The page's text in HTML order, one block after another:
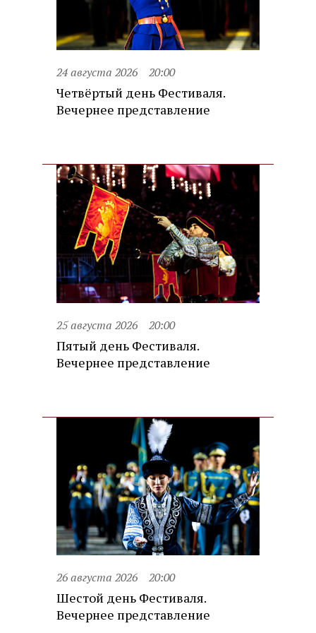
24 августа 2026 20:00
Четвёртый день Фестиваля.
Вечернее представление
25 августа 2026 20:00
Пятый день Фестиваля.
Вечернее представление
26 августа 2026 20:00
Шестой день Фестиваля.
Вечернее представление